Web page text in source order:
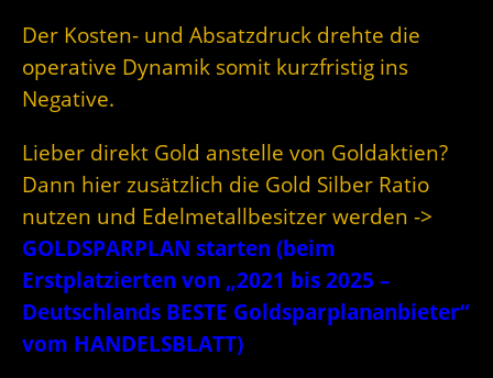
Der Kosten- und Absatzdruck drehte die
operative Dynamik somit kurzfristig ins
Negative.
Lieber direkt Gold anstelle von Goldaktien?
Dann hier zusätzlich die Gold Silber Ratio
nutzen und Edelmetallbesitzer werden ->
GOLDSPARPLAN starten (beim
Erstplatzierten von „2021 bis 2025 –
Deutschlands BESTE Goldsparplananbieter“
vom HANDELSBLATT)